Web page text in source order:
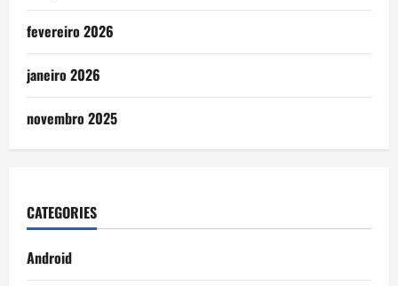
fevereiro 2026
janeiro 2026
novembro 2025
CATEGORIES
Android